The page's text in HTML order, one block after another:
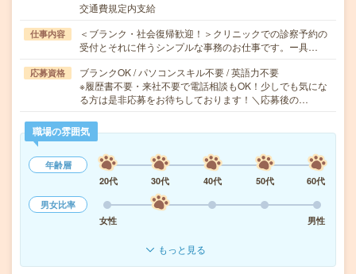
交通費規定内支給
仕事内容
＜ブランク・社会復帰歓迎！＞クリニックでの診察予約の
受付とそれに伴うシンプルな事務のお仕事です。ー具…
応募資格
ブランクOK / パソコンスキル不要 / 英語力不要
※履歴書不要・来社不要で電話相談もOK！少しでも気にな
る方は是非応募をお待ちしております！＼応募後の…
職場の雰囲気
年齢層
20代
30代 40代 50代
60代
男女比率
女性
男性
もっと見る